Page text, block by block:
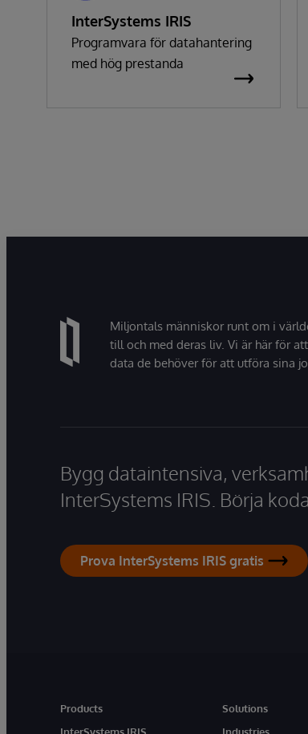
InterSystems IRIS
Programvara för datahantering
med hög prestanda
Miljontals människor runt om i
till och med deras liv. Vi är här för
data de behöver för att utföra sina
Bygg dataintensiva,
InterSystems IRIS. Börja
Prova InterSystems IRIS gratis
Products
InterSystems IRIS
Solutions
Industries